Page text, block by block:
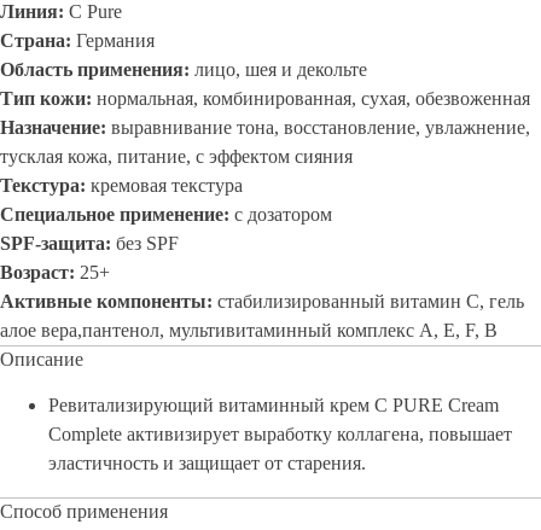
Линия: C Pure
Страна: Германия
Область применения: лицо, шея и декольте
Тип кожи: нормальная, комбинированная, сухая, обезвоженная
Назначение: выравнивание тона, восстановление, увлажнение,
тусклая кожа, питание, с эффектом сияния
Текстура: кремовая текстура
Специальное применение: с дозатором
SPF-защита: без SPF
Возраст: 25+
Активные компоненты: стабилизированный витамин С, гель
алое вера,пантенол, мультивитаминный комплекс А, Е, F, В
Описание
Ревитализирующий витаминный крем C PURE Cream
Complete активизирует выработку коллагена, повышает
эластичность и защищает от старения.
Способ применения